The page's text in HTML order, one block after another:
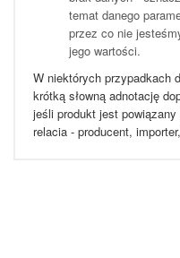
temat danego
przez co nie
jego wartości.
W niektórych przypadkach
krótką słowną adnotację
jeśli produkt jest
relacia - producent,